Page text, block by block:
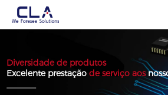
Diversidade de produtos
Excelente prestaçãode serviço aos